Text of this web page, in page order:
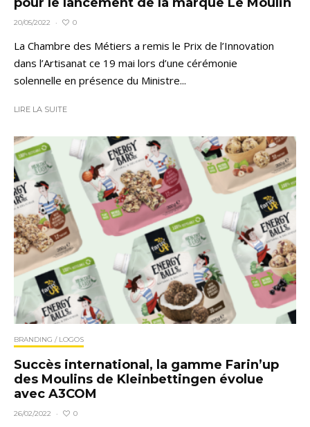
20/05/2022 · 0
La Chambre des Métiers a remis le Prix de l’Innovation
dans l’Artisanat ce 19 mai lors d’une cérémonie
solennelle en présence du Ministre...
LIRE LA SUITE
BRANDING / LOGOS
Succès international, la gamme Farin’up
des Moulins de Kleinbettingen évolue
avec A3COM
26/02/2022 · 0